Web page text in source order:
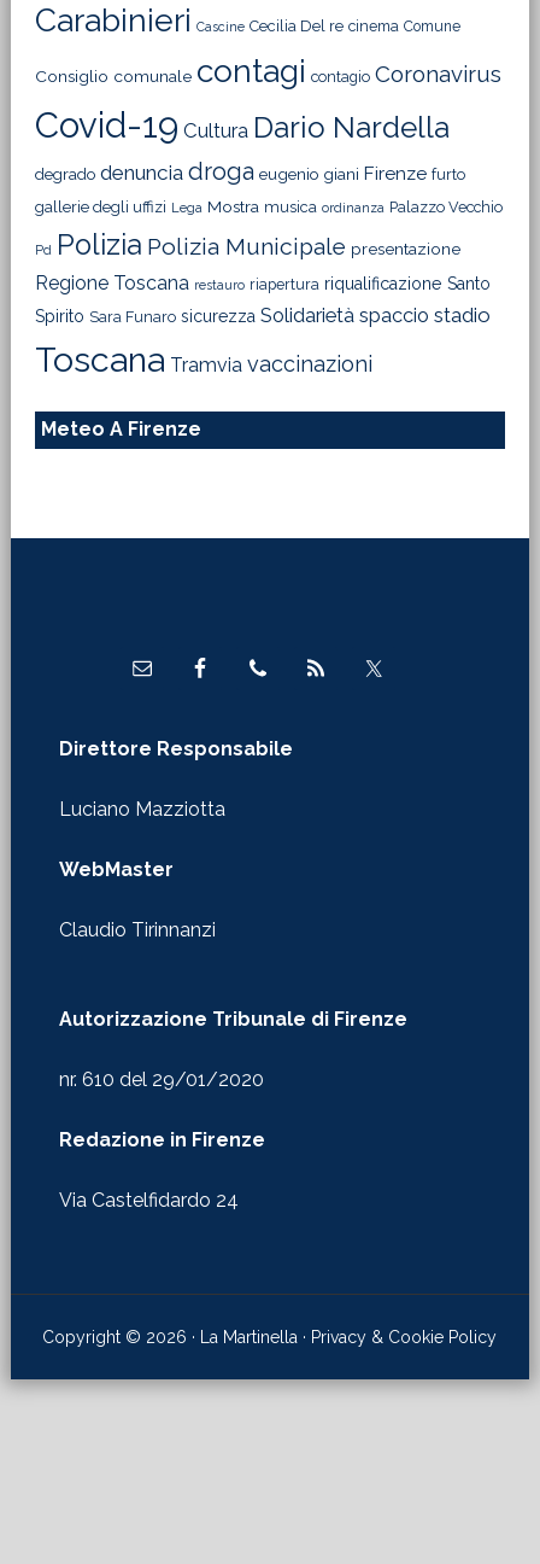
Carabinieri Cascine Cecilia Del re cinema Comune
Consiglio comunale contagi contagio Coronavirus
Covid-19 Cultura Dario Nardella
degrado denuncia droga eugenio giani Firenze furto
gallerie degli uffizi Lega Mostra musica ordinanza Palazzo Vecchio
Pd Polizia Polizia Municipale presentazione
Regione Toscana restauro riapertura riqualificazione Santo
Spirito Sara Funaro sicurezza Solidarietà spaccio stadio
Toscana Tramvia vaccinazioni
Meteo A Firenze
Direttore Responsabile
Luciano Mazziotta
WebMaster
Claudio Tirinnanzi
Autorizzazione Tribunale di Firenze
nr. 610 del 29/01/2020
Redazione in Firenze
Via Castelfidardo 24
Copyright © 2026 · La Martinella · Privacy & Cookie Policy